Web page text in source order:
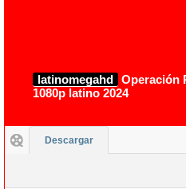
latinomegahd Operación
1080p latino 2024
Descargar